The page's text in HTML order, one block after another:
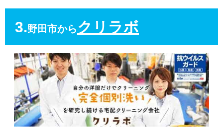
3.野田市からクリラボ